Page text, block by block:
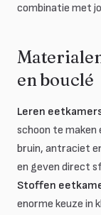
combinatie met
en bouclé
Leren
schoon te maken
bruin, antraciet
en geven direct
Stoffen
enorme keuze in